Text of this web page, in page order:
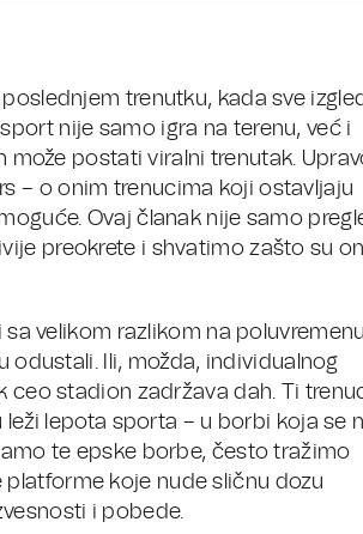
trenutku, kada sve
nije samo igra na terenu, već i
može postati viralni trenutak.
– o onim trenucima koji ostavljaju
Ovaj članak nije samo
preokrete i shvatimo zašto su
velikom razlikom na poluvremenu
odustali. Ili, možda, individualnog
stadion zadržava dah. Ti
lepota sporta – u borbi koja se
te epske borbe, često tražimo
koje nude sličnu dozu
i pobede.